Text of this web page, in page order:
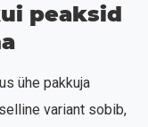
peaksid
ühe pakkuja
variant sobib,